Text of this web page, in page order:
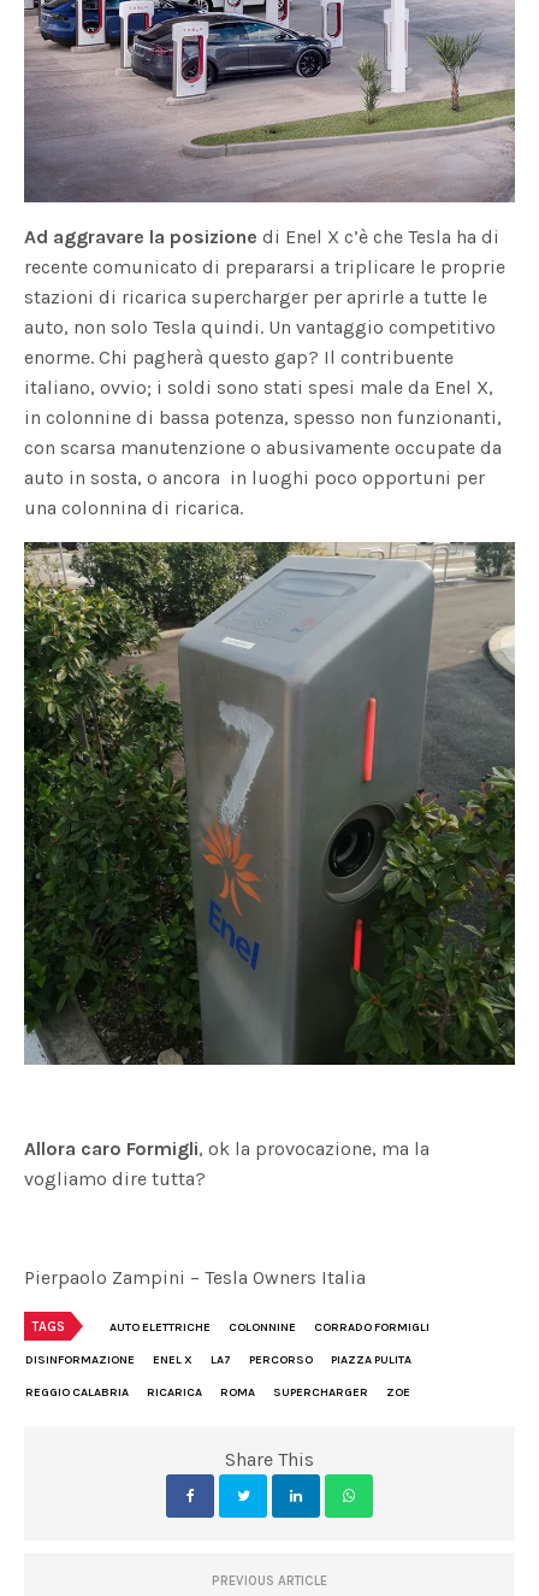
Ad aggravare la posizione di Enel X c’è che Tesla ha di
recente comunicato di prepararsi a triplicare le proprie
stazioni di ricarica supercharger per aprirle a tutte le
auto, non solo Tesla quindi. Un vantaggio competitivo
enorme. Chi pagherà questo gap? Il contribuente
italiano, ovvio; i soldi sono stati spesi male da Enel X,
in colonnine di bassa potenza, spesso non funzionanti,
con scarsa manutenzione o abusivamente occupate da
auto in sosta, o ancora in luoghi poco opportuni per
una colonnina di ricarica.
Allora caro Formigli, ok la provocazione, ma la
vogliamo dire tutta?
Pierpaolo Zampini – Tesla Owners Italia
TAGS AUTO ELETTRICHE COLONNINE CORRADO FORMIGLI
DISINFORMAZIONE ENEL X LA7 PERCORSO PIAZZA PULITA
REGGIO CALABRIA RICARICA ROMA SUPERCHARGER ZOE
Share This
PREVIOUS ARTICLE